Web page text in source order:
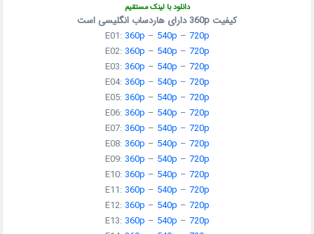
دانلود با لینک مستقیم
کیفیت 360p دارای هاردساب انگلیسی است
E01: 360p – 540p – 720p
E02: 360p – 540p – 720p
E03: 360p – 540p – 720p
E04: 360p – 540p – 720p
E05: 360p – 540p – 720p
E06: 360p – 540p – 720p
E07: 360p – 540p – 720p
E08: 360p – 540p – 720p
E09: 360p – 540p – 720p
E10: 360p – 540p – 720p
E11: 360p – 540p – 720p
E12: 360p – 540p – 720p
E13: 360p – 540p – 720p